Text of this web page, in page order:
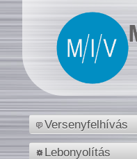
Versenyfelhívás
Lebonyolítás